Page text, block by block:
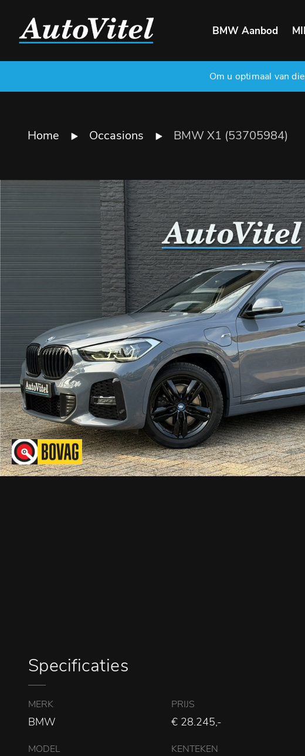
BMW Aanbod
Om u optimaal van
Home Occasions BMW X1 (53705984)
Specificaties
MERK
BMW
MODEL
PRIJS
€ 28.245,-
KENTEKEN